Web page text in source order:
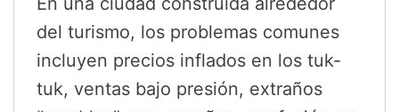
del turismo, los problemas comunes
incluyen precios inflados en los tuk-
tuk, ventas bajo presión, extraños